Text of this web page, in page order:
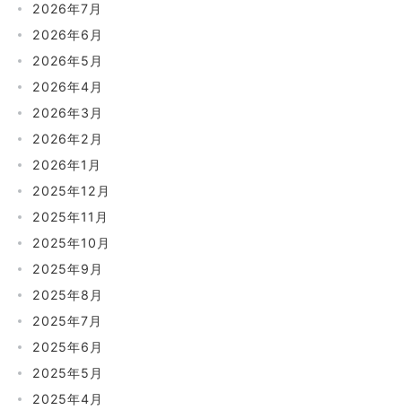
2026年7月
2026年6月
2026年5月
2026年4月
2026年3月
2026年2月
2026年1月
2025年12月
2025年11月
2025年10月
2025年9月
2025年8月
2025年7月
2025年6月
2025年5月
2025年4月